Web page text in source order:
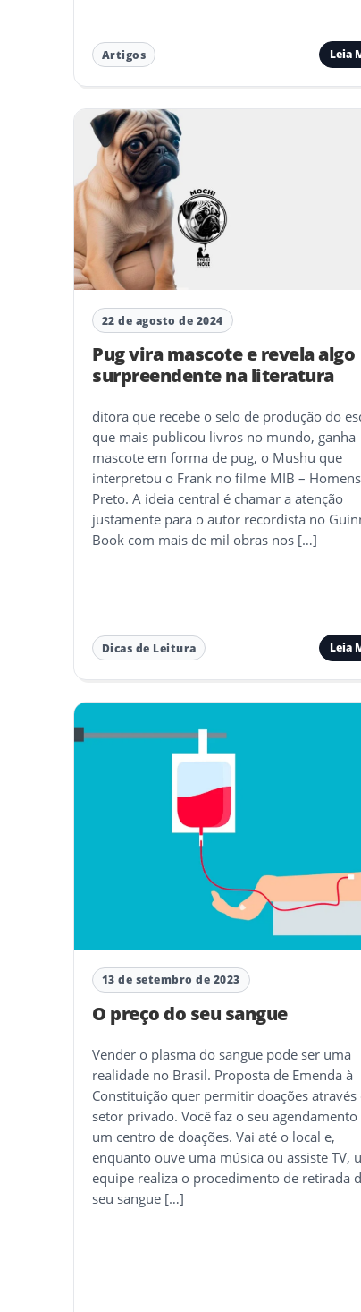
Artigos Leia
22 de agosto de 2024
Pug vira mascote e revela algo
surpreendente na literatura
ditora que recebe o selo de produção do
que mais publicou livros no mundo, ganha
mascote em forma de pug, o Mushu que
interpretou o Frank no filme MIB –
Preto. A ideia central é chamar a atenção
justamente para o autor recordista no
Book com mais de mil obras nos […]
Dicas de Leitura Leia
13 de setembro de 2023
O preço do seu sangue
Vender o plasma do sangue pode ser uma
realidade no Brasil. Proposta de Emenda à
Constituição quer permitir doações através
setor privado. Você faz o seu agendamento
um centro de doações. Vai até o local e,
enquanto ouve uma música ou assiste TV,
equipe realiza o procedimento de retirada
seu sangue […]